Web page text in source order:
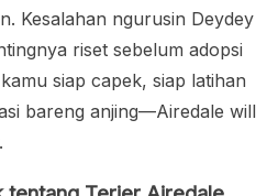
Kesalahan ngurusin Deydey
riset sebelum adopsi
siap capek, siap latihan
bareng anjing—Airedale will